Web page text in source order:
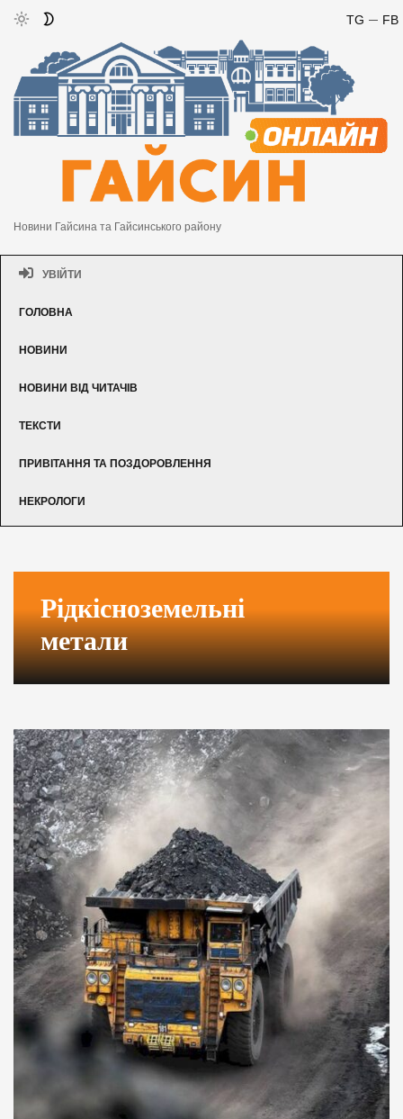
FB
TG
Новини Гайсина та Гайсинського району
УВІЙТИ
ГОЛОВНА
НОВИНИ
НОВИНИ ВІД ЧИТАЧІВ
ТЕКСТИ
ПРИВІТАННЯ ТА ПОЗДОРОВЛЕННЯ
НЕКРОЛОГИ
Рідкісноземельні
метали